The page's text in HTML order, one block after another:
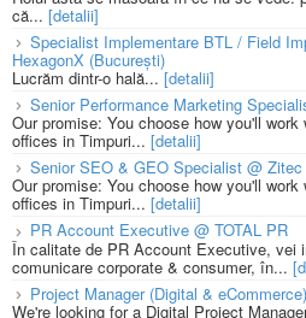
că... [detalii]
Specialist Implementare BTL / Field
HexagonX (București)
Lucrăm dintr-o hală... [detalii]
Senior Performance Marketing
Our promise: You choose how you'll
offices in Timpuri... [detalii]
Senior SEO & GEO Specialist @ Zitec
Our promise: You choose how you'll
offices in Timpuri... [detalii]
PR Account Executive @ TOTAL PR
În calitate de PR Account Executive, vei
comunicare corporate & consumer, în...
Project Manager (Digital &
We're looking for a Digital Project